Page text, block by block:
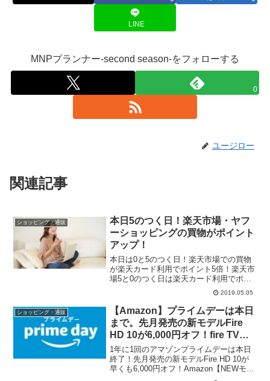
LINE
MNPプランナー-second season-をフォローする
0
ユージロー
関連記事
ショッピング・通販
本日5のつく日！楽天市場・ヤフ
ーショッピングの買物がポイント
アップ！
本日は0と5のつく日！楽天市場での買物
が楽天カード利用でポイント5倍！楽天市
場5と0のつく日は楽天カード利用でポイ
ント5倍！↓それぞれのキャンペーンでエ
ントリーが必要です。↓毎月5と0の付く日
は 楽天カードご利用でポイント5倍 エ
ントリーペ...
2019.05.05
ショッピング・通販
【Amazon】プライムデーは本日
まで。先月発売の新モデルFire
HD 10が6,000円オフ！fire TV
stick 4Kも3,980円で過去最安
値！
1年に1回のアマゾンプライムデーは本日
終了！先月発売の新モデルFire HD 10が
早くも6,000円オフ！Amazon【NEWモデ
ル】Fire HD 10 タブレット 10.1インチHD